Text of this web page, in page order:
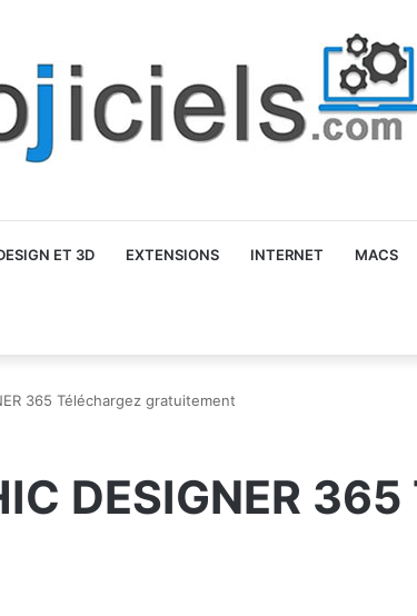
ET 3D EXTENSIONS INTERNET MACS
365 Téléchargez gratuitement
DESIGNER